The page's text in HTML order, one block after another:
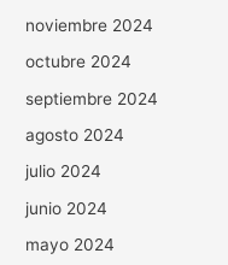
noviembre 2024
octubre 2024
septiembre 2024
agosto 2024
julio 2024
junio 2024
mayo 2024